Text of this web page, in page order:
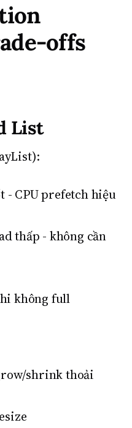
offs
List
- CPU prefetch hiệu
thấp - không cần
không full
shrink thoải